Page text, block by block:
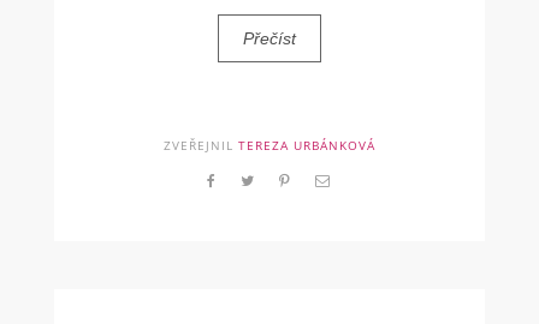
Přečíst
ZVEŘEJNIL TEREZA URBÁNKOVÁ